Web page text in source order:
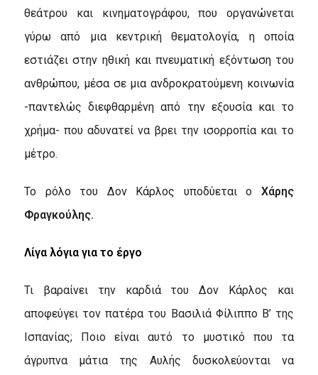
θεάτρου και κινηματογράφου, που οργανώνεται
γύρω από μια κεντρική θεματολογία, η οποία
εστιάζει στην ηθική και πνευματική εξόντωση του
ανθρώπου, μέσα σε μια ανδροκρατούμενη κοινωνία
-παντελώς διεφθαρμένη από την εξουσία και το
χρήμα- που αδυνατεί να βρει την ισορροπία και το
μέτρο.
Το ρόλο του Δον Κάρλος υποδύεται οΧάρης
Φραγκούλης.
Λίγα λόγια για το έργο
Τι βαραίνει την καρδιά του Δον Κάρλος και
αποφεύγει τον πατέρα του Βασιλιά Φίλιππο Β’ της
Ισπανίας; Ποιο είναι αυτό το μυστικό που τα
άγρυπνα μάτια της Αυλής δυσκολεύονται να